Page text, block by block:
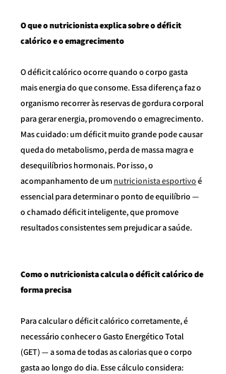
O que o nutricionista explica sobre o déficit
calórico e o emagrecimento
O déficit calórico ocorre quando o corpo gasta
mais energia do que consome. Essa diferença faz o
organismo recorrer às reservas de gordura corporal
para gerar energia, promovendo o emagrecimento.
Mas cuidado: um déficit muito grande pode causar
queda do metabolismo, perda de massa magra e
desequilíbrios hormonais. Por isso, o
acompanhamento de um nutricionista esportivo é
essencial para determinar o ponto de equilíbrio —
o chamado déficit inteligente, que promove
resultados consistentes sem prejudicar a saúde.
Como o nutricionista calcula o déficit calórico de
forma precisa
Para calcular o déficit calórico corretamente, é
necessário conhecer o Gasto Energético Total
(GET) — a soma de todas as calorias que o corpo
gasta ao longo do dia. Esse cálculo considera: